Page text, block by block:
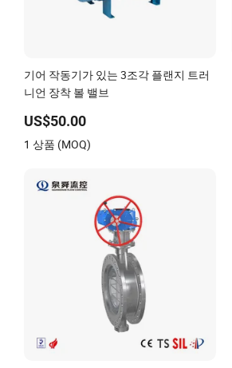
기어 작동기가 있는 3조각 플랜지 트러
니언 장착 볼 밸브
US$50.00
1 상품 (MOQ)